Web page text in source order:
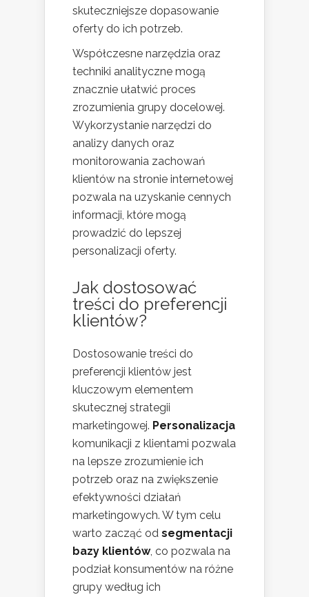
skuteczniejsze dopasowanie
oferty do ich potrzeb.
Współczesne narzędzia oraz
techniki analityczne mogą
znacznie ułatwić proces
zrozumienia grupy docelowej.
Wykorzystanie narzędzi do
analizy danych oraz
monitorowania zachowań
klientów na stronie internetowej
pozwala na uzyskanie cennych
informacji, które mogą
prowadzić do lepszej
personalizacji oferty.
Jak dostosować
treści do preferencji
klientów?
Dostosowanie treści do
preferencji klientów jest
kluczowym elementem
skutecznej strategii
marketingowej. Personalizacja
komunikacji z klientami pozwala
na lepsze zrozumienie ich
potrzeb oraz na zwiększenie
efektywności działań
marketingowych. W tym celu
warto zacząć od segmentacji
bazy klientów, co pozwala na
podział konsumentów na różne
grupy według ich